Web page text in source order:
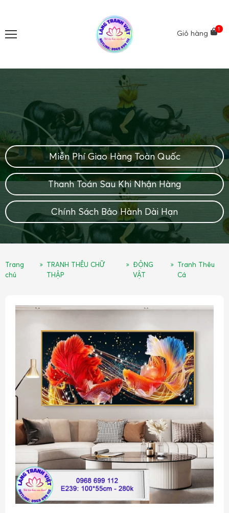
Giỏ hàng
1
Miễn Phí Giao Hàng Toàn Quốc
Thanh Toán Sau Khi Nhận Hàng
Chính Sách Bảo Hành Dài Hạn
Trang
chủ
TRANH THÊU CHỮ
THẬP
ĐỘNG
VẬT
Tranh Thêu
Cá